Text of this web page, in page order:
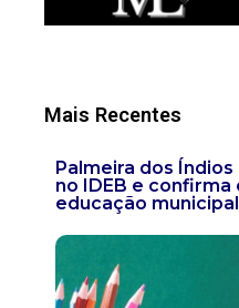
Mais Recentes
Palmeira dos
no IDEB e confirma
educação municipal